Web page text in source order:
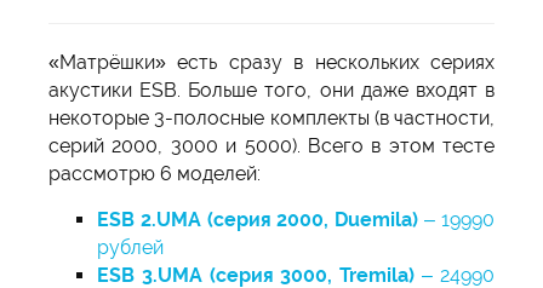
«Матрёшки» есть сразу в нескольких сериях
акустики ESB. Больше того, они даже входят в
некоторые 3-полосные комплекты (в частности,
серий 2000, 3000 и 5000). Всего в этом тесте
рассмотрю 6 моделей:
ESB 2.UMA (серия 2000, Duemila) – 19990
рублей
ESB 3.UMA (серия 3000, Tremila) – 24990